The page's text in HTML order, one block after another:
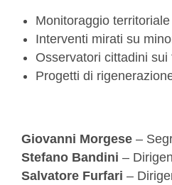
Monitoraggio
Interventi mirati su
Osservatori cittadini
Progetti di
Giovanni Morgese –
Stefano Bandini –
Salvatore Furfari –